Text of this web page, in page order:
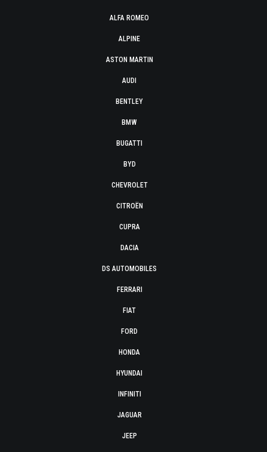
ALFA ROMEO
ALPINE
ASTON MARTIN
AUDI
BENTLEY
BMW
BUGATTI
BYD
CHEVROLET
CITROËN
CUPRA
DACIA
DS AUTOMOBILES
FERRARI
FIAT
FORD
HONDA
HYUNDAI
INFINITI
JAGUAR
JEEP